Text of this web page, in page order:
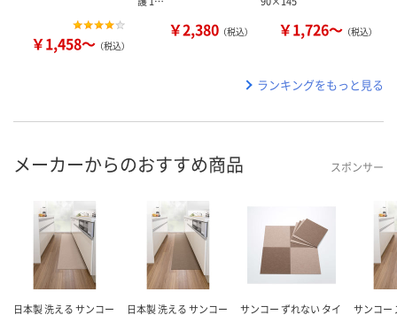
￥1,458～ （税込）
￥2,380 （税込） ￥1,726～ （税込）
ランキングをもっと見る
メーカーからのおすすめ商品 スポンサー
日本製 洗える サンコー
日本製 洗える サンコー
サンコー ずれない タイ
サンコー